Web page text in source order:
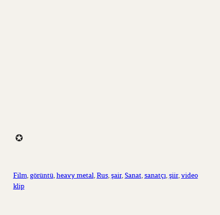
✪
Film görüntü heavy metal Rus, şair, Sanat sanatçı şiir, video
klip